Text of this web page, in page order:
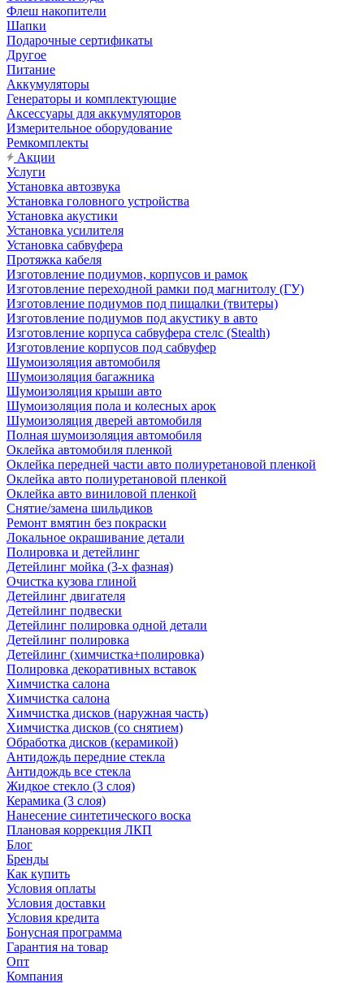
Флеш накопители
Шапки
Подарочные сертификаты
Другое
Питание
Аккумуляторы
Генераторы и комплектующие
Аксессуары для аккумуляторов
Измерительное оборудование
Ремкомплекты
Акции
Услуги
Установка автозвука
Установка головного устройства
Установка акустики
Установка усилителя
Установка сабвуфера
Протяжка кабеля
Изготовление подиумов, корпусов и рамок
Изготовление переходной рамки под магнитолу (ГУ)
Изготовление подиумов под пищалки (твитеры)
Изготовление подиумов под акустику в авто
Изготовление корпуса сабвуфера стелс (Stealth)
Изготовление корпусов под сабвуфер
Шумоизоляция автомобиля
Шумоизоляция багажника
Шумоизоляция крыши авто
Шумоизоляция пола и колесных арок
Шумоизоляция дверей автомобиля
Полная шумоизоляция автомобиля
Оклейка автомобиля пленкой
Оклейка передней части авто полиуретановой пленкой
Оклейка авто полиуретановой пленкой
Оклейка авто виниловой пленкой
Снятие/замена шильдиков
Ремонт вмятин без покраски
Локальное окрашивание детали
Полировка и детейлинг
Детейлинг мойка (3-х фазная)
Очистка кузова глиной
Детейлинг двигателя
Детейлинг подвески
Детейлинг полировка одной детали
Детейлинг полировка
Детейлинг (химчистка+полировка)
Полировка декоративных вставок
Химчистка салона
Химчистка салона
Химчистка дисков (наружная часть)
Химчистка дисков (со снятием)
Обработка дисков (керамикой)
Антидождь передние стекла
Антидождь все стекла
Жидкое стекло (3 слоя)
Керамика (3 слоя)
Нанесение синтетического воска
Плановая коррекция ЛКП
Блог
Бренды
Как купить
Условия оплаты
Условия доставки
Условия кредита
Бонусная программа
Гарантия на товар
Опт
Компания